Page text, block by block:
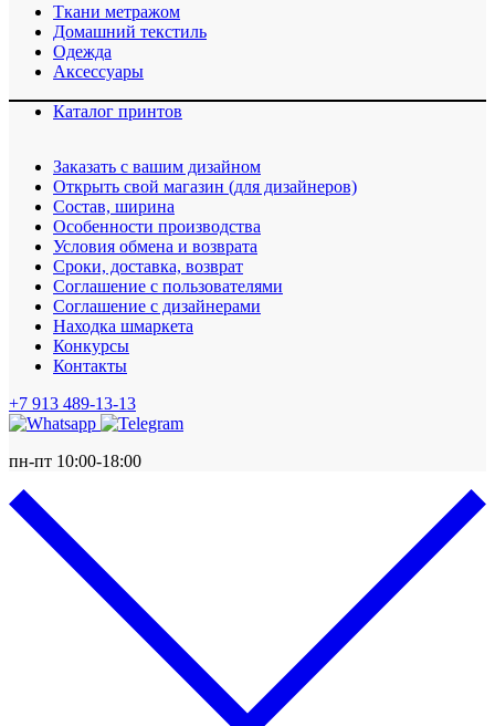
Ткани метражом
Домашний текстиль
Одежда
Аксессуары
Каталог принтов
Заказать с вашим дизайном
Открыть свой магазин (для дизайнеров)
Cостав, ширина
Особенности производства
Условия обмена и возврата
Сроки, доставка, возврат
Соглашение с пользователями
Соглашение с дизайнерами
Находка шмаркета
Конкурсы
Контакты
+7 913 489-13-13
пн-пт 10:00-18:00